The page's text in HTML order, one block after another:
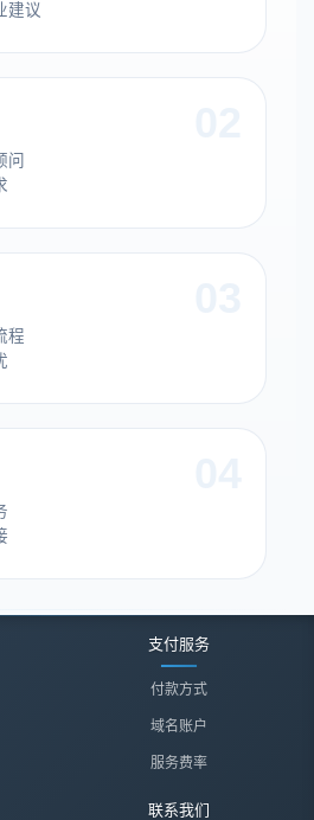
建议
问
程
支付服务
付款方式
域名账户
服务费率
联系我们